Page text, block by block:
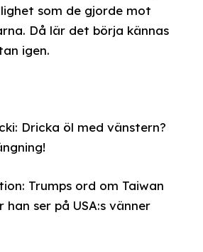
som de gjorde mot
Då lär det börja kännas
igen.
Dricka öl med vänstern?
Trumps ord om Taiwan
ser på USA:s vänner